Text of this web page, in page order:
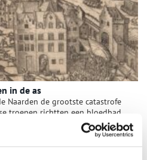
in de as
Naarden de grootste catastrofe
troepen richtten een bloedbad
de vestingstad in
werd als
voor de andere opstandige